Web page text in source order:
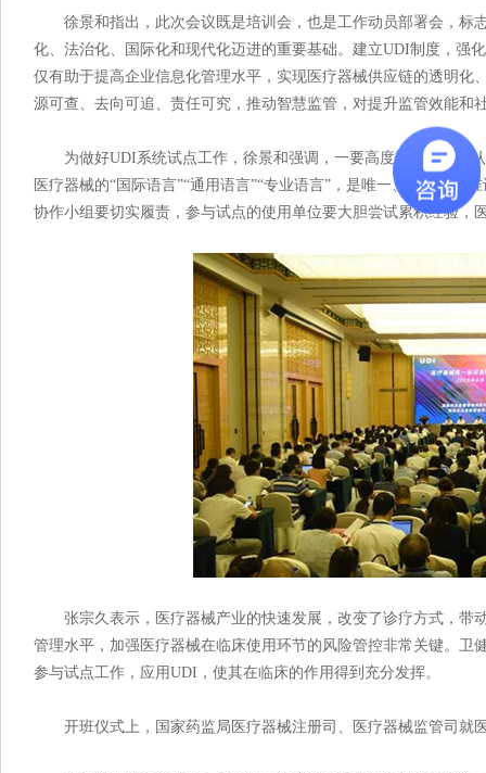
徐景和指出，此次会议既是培训会，也是工作动员部署会，标
化、法治化、国际化和现代化迈进的重要基础。建立UDI制度，强
仅有助于提高企业信息化管理水平，实现医疗器械供应链的透明
源可查、去向可追、责任可究，推动智慧监管，对提升监管效能和
为做好UDI系统试点工作，徐景和强调，一要高度重视，充分
医疗器械的“国际语言”“通用语言”“专业语言”，是唯一、统一、
协作小组要切实履责，参与试点的使用单位要大胆尝试累积经验，
张宗久表示，医疗器械产业的快速发展，改变了诊疗方式，带
管理水平，加强医疗器械在临床使用环节的风险管控非常关键。
参与试点工作，应用UDI，使其在临床的作用得到充分发挥。
开班仪式上，国家药监局医疗器械注册司、医疗器械监管司就